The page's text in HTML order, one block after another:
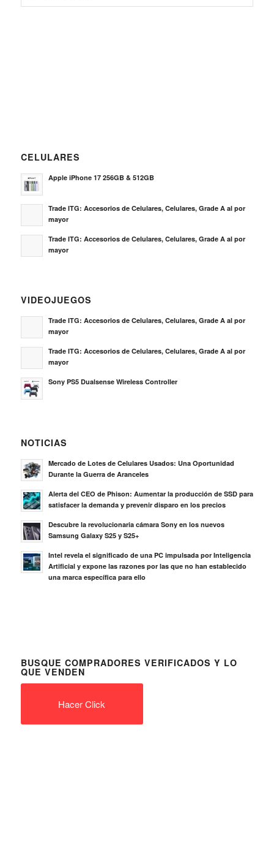
CELULARES
Apple iPhone 17 256GB & 512GB
Trade ITG: Accesorios de Celulares, Celulares, Grade A al por
mayor
Trade ITG: Accesorios de Celulares, Celulares, Grade A al por
mayor
VIDEOJUEGOS
Trade ITG: Accesorios de Celulares, Celulares, Grade A al por
mayor
Trade ITG: Accesorios de Celulares, Celulares, Grade A al por
mayor
Sony PS5 Dualsense Wireless Controller
NOTICIAS
Mercado de Lotes de Celulares Usados: Una Oportunidad
Durante la Guerra de Aranceles
Alerta del CEO de Phison: Aumentar la producción de SSD para
satisfacer la demanda y prevenir disparo en los precios
Descubre la revolucionaria cámara Sony en los nuevos
Samsung Galaxy S25 y S25+
Intel revela el significado de una PC impulsada por Inteligencia
Artificial y expone las razones por las que no han establecido
una marca específica para ello
BUSQUE COMPRADORES VERIFICADOS Y LO
QUE VENDEN
Hacer Click